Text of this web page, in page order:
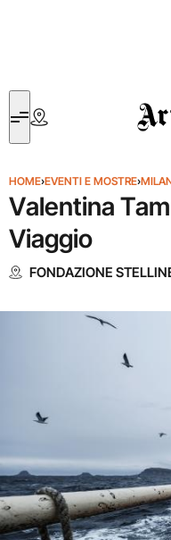
HOME›EVENTI E MOSTRE›
Valentina
Viaggio
FONDAZIONE